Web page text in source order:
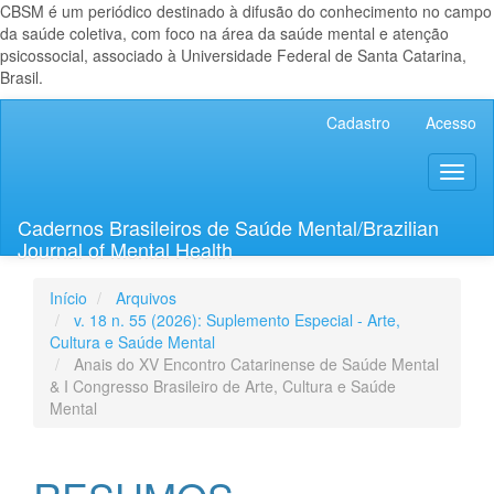
CBSM é um periódico destinado à difusão do conhecimento no campo
da saúde coletiva, com foco na área da saúde mental e atenção
psicossocial, associado à Universidade Federal de Santa Catarina,
Brasil.
Lateral
Cadastro Acesso
Cadernos Brasileiros de Saúde Mental/Brazilian
Journal of Mental Health
Início
Arquivos
v. 18 n. 55 (2026): Suplemento Especial - Arte,
Cultura e Saúde Mental
Anais do XV Encontro Catarinense de Saúde Mental
& I Congresso Brasileiro de Arte, Cultura e Saúde
Mental